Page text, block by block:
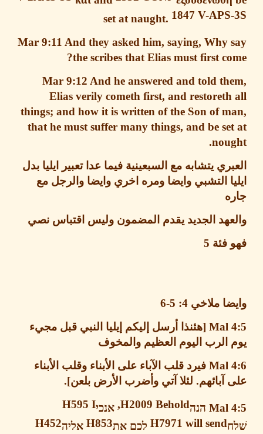
set at naught.1847V-
Mar 9:11And they asked him, saying, Why
the scribes that Elias must first
Mar 9:12And he answered and told
Elias verily cometh first, and
things; and how it is written of the Son of
that he must suffer many things, and be
يتشابه مع السبعينية فيما عدا تعبير ايليا بدل
التشبي وايضا ومره اخري وايضا والرجل مع
الجديد يقدم المضمون وليس اقتباس نصي
فئة5
ملاخي 4: 5-6
Mal هئنذاأرسل إليكم إيلياالنبي قبل مجيء
الرب اليوم العظيم والمخوف
Mal فيرد قلب الآباء على الأبناءوقلب الأبناء
. لئلا آتي وأضرب الأرض بلعن].
Mal הנה H2009Behold, אנכיH595 I
H7971 will send לכם אתH853 אליהH452